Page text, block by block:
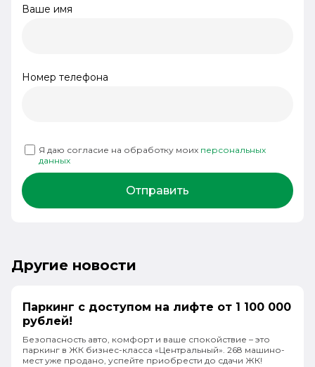
Ваше имя
Номер телефона
Я даю согласие на обработку моих персональных
данных
Отправить
Другие новости
Паркинг с доступом на лифте от 1 100 000
рублей!
Безопасность авто, комфорт и ваше спокойствие – это
паркинг в ЖК бизнес-класса «Центральный». 268 машино-
мест уже продано, успейте приобрести до сдачи ЖК!